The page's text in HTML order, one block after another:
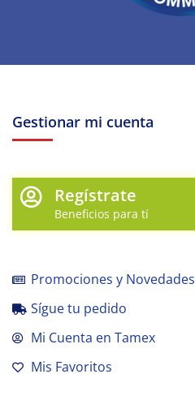
Gestionar mi cuenta
Regístrate
Beneficios para tí
Promociones y Novedades
Sígue tu pedido
Mi Cuenta en Tamex
Mis Favoritos